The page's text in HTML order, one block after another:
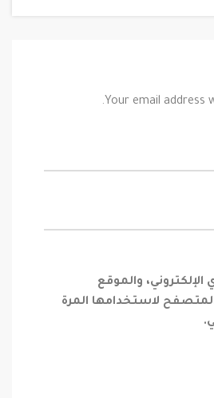
Your email address
والموقع
المتصفح لاستخدامها المرة